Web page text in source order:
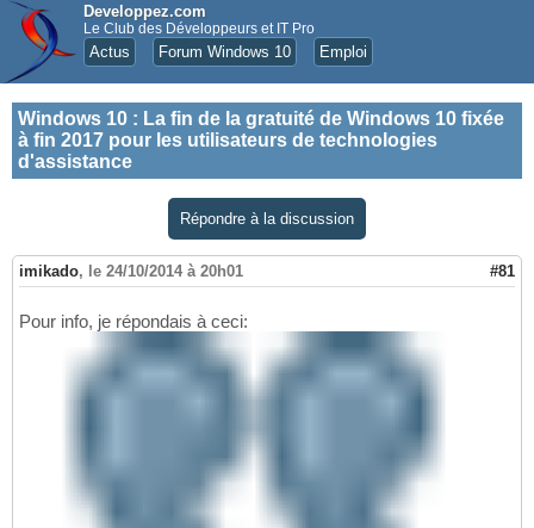
Developpez.com
Le Club des Développeurs et IT Pro
Actus Forum Windows 10 Emploi
Windows 10 : La fin de la gratuité de Windows 10 fixée
à fin 2017 pour les utilisateurs de technologies
d'assistance
Répondre à la discussion
imikado, le 24/10/2014 à 20h01 #81
Pour info, je répondais à ceci: